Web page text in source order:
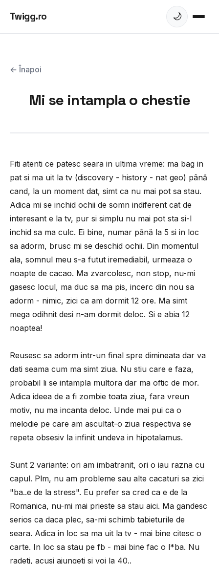
Twigg.ro 🌙
← Înapoi
Mi se intampla o chestie
Fiti atenti ce patesc seara in ultima vreme: ma bag in
pat si ma uit la tv (discovery - history - nat geo) până
cand, la un moment dat, simt ca nu mai pot sa stau.
Adica mi se inchid ochii de somn indiferent cat de
interesant e la tv, pur si simplu nu mai pot sta si-l
inchid sa ma culc. Ei bine, numar până la 5 si in loc
sa adorm, brusc mi se deschid ochii. Din momentul
ala, somnul meu s-a futut iremediabil, urmeaza o
noapte de cacao. Ma zvarcolesc, non stop, nu-mi
gasesc locul, ma duc sa ma pis, incerc din nou sa
adorm - nimic, zici ca am dormit 12 ore. Ma simt
mega odihnit desi n-am dormit deloc. Si e abia 12
noaptea!
Reusesc sa adorm intr-un final spre dimineata dar va
dati seama cum ma simt ziua. Nu stiu care e faza,
probabil li se intampla multora dar ma oftic de mor.
Adica ideea de a fi zombie toata ziua, fara vreun
motiv, nu ma incanta deloc. Unde mai pui ca o
melodie pe care am ascultat-o ziua respectiva se
repeta obsesiv la infinit undeva in hipotalamus.
Sunt 2 variante: ori am imbatranit, ori o iau razna cu
capul. Plm, nu am probleme sau alte cacaturi sa zici
"ba..e de la stress". Eu prefer sa cred ca e de la
Romanica, nu-mi mai prieste sa stau aici. Ma gandesc
serios ca daca plec, sa-mi schimb tabieturile de
seara. Adica in loc sa ma uit la tv - mai bine citesc o
carte. In loc sa stau pe fb - mai bine fac o l*ba. Nu
radeti, acusi ajungeti si voi la 40..